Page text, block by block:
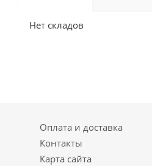
Нет складов
Оплата и доставка
Контакты
Карта сайта